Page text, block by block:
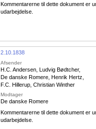
Kommentarerne til dette dokument er
udarbejdelse.
2.10.1838
Afsender
H.C. Andersen Ludvig Bødtcher,
De danske Romere Henrik Hertz
F.C. Hillerup Christian Winther
Modtager
De danske Romere
Kommentarerne til dette dokument er
udarbejdelse.